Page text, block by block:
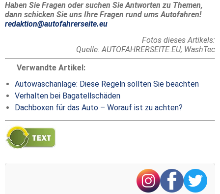
Haben Sie Fragen oder suchen Sie Antworten zu Themen,
dann schicken Sie uns Ihre Fragen rund ums Autofahren!
redaktion@autofahrerseite.eu
Fotos dieses Artikels:
Quelle: AUTOFAHRERSEITE.EU; WashTec
Verwandte Artikel:
Autowaschanlage: Diese Regeln sollten Sie beachten
Verhalten bei Bagatellschäden
Dachboxen für das Auto – Worauf ist zu achten?